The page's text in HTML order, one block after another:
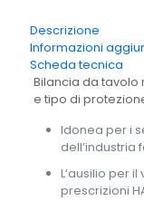
Descrizione
Informazioni
Scheda tecnica
Bilancia da tavolo
e tipo di
Idonea per i
dell’industria
L‘ausilio per
prescrizioni